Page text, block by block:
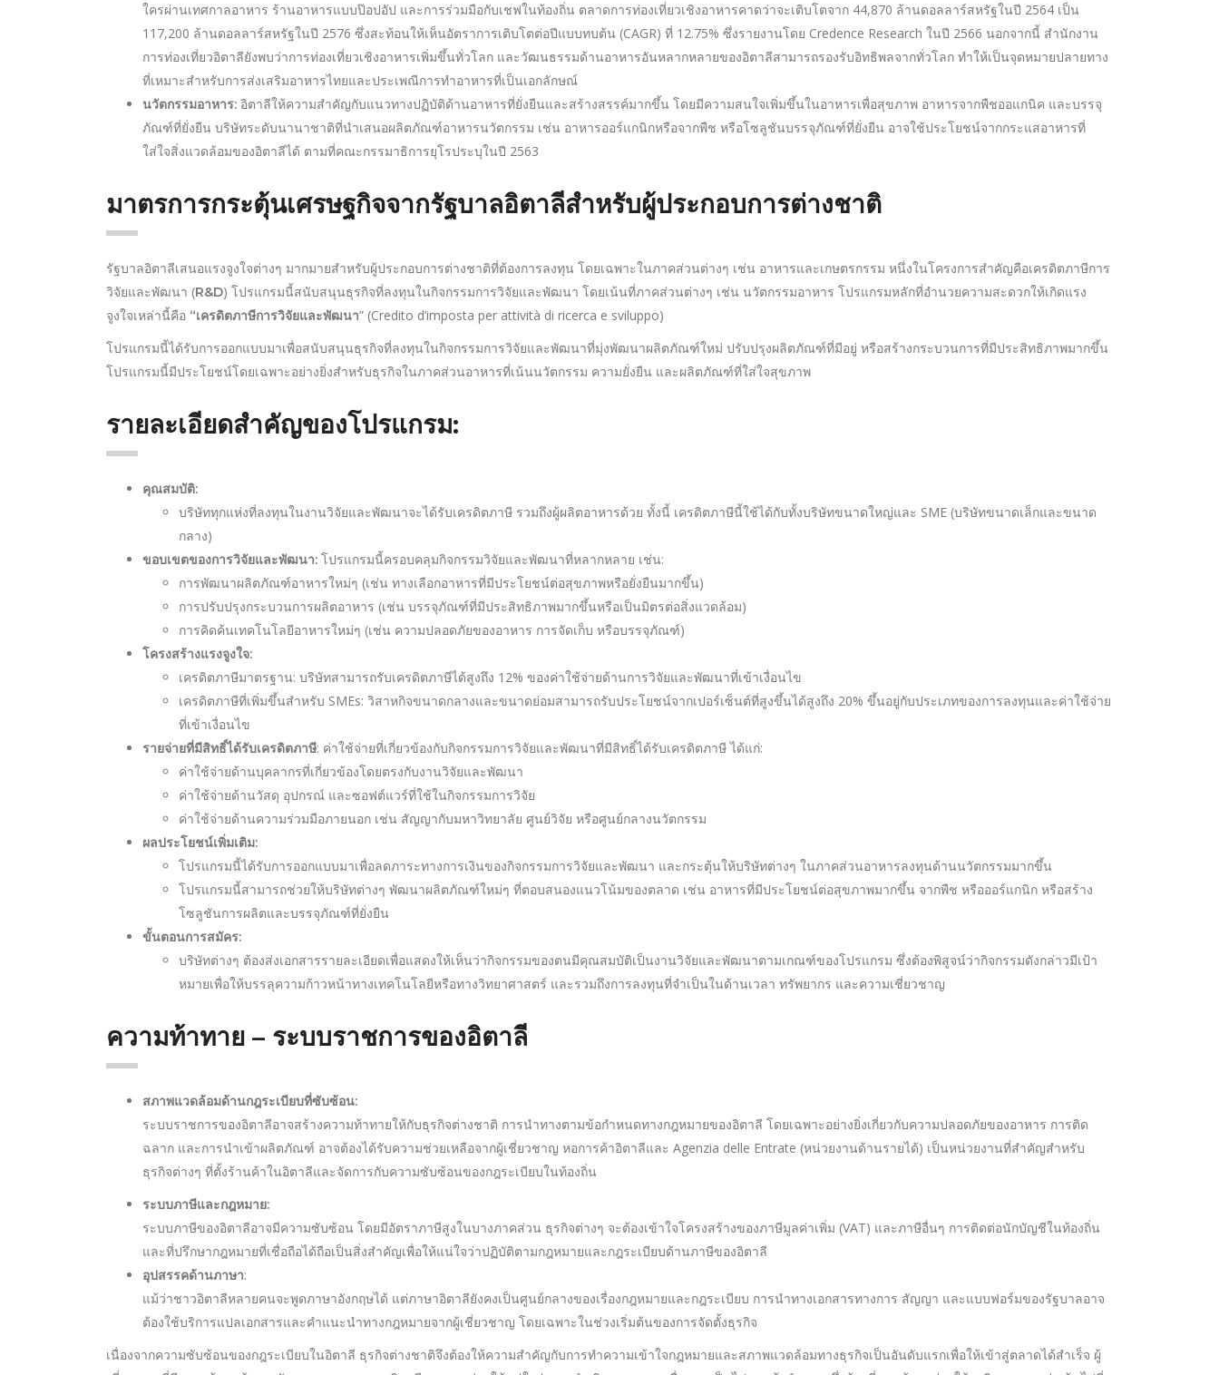
ใครผ่านเทศกาลอาหาร ร้านอาหารแบบป๊อปอัป และการร่วมมือกับเชฟในท้องถิ่น ตลาดการท่องเที่ยวเชิงอาหารคาดว่าจะเติบโตจาก 44,870 ล้านดอลลาร์สหรัฐในปี 2564 เป็น
117,200 ล้านดอลลาร์สหรัฐในปี 2576 ซึ่งสะท้อนให้เห็นอัตราการเติบโตต่อปีแบบทบต้น (CAGR) ที่ 12.75% ซึ่งรายงานโดย Credence Research ในปี 2566 นอกจากนี้ สำนักงาน
การท่องเที่ยวอิตาลียังพบว่าการท่องเที่ยวเชิงอาหารเพิ่มขึ้นทั่วโลก และวัฒนธรรมด้านอาหารอันหลากหลายของอิตาลีสามารถรองรับอิทธิพลจากทั่วโลก ทำให้เป็นจุดหมายปลายทาง
ที่เหมาะสำหรับการส่งเสริมอาหารไทยและประเพณีการทำอาหารที่เป็นเอกลักษณ์
นวัตกรรมอาหาร: อิตาลีให้ความสำคัญกับแนวทางปฏิบัติด้านอาหารที่ยั่งยืนและสร้างสรรค์มากขึ้น โดยมีความสนใจเพิ่มขึ้นในอาหารเพื่อสุขภาพ อาหารจากพืชออแกนิค และบรรจุ
ภัณฑ์ที่ยั่งยืน บริษัทระดับนานาชาติที่นำเสนอผลิตภัณฑ์อาหารนวัตกรรม เช่น อาหารออร์แกนิกหรือจากพืช หรือโซลูชันบรรจุภัณฑ์ที่ยั่งยืน อาจใช้ประโยชน์จากกระแสอาหารที่
ใส่ใจสิ่งแวดล้อมของอิตาลีได้ ตามที่คณะกรรมาธิการยุโรประบุในปี 2563
มาตรการกระตุ้นเศรษฐกิจจากรัฐบาลอิตาลีสำหรับผู้ประกอบการต่างชาติ
รัฐบาลอิตาลีเสนอแรงจูงใจต่างๆ มากมายสำหรับผู้ประกอบการต่างชาติที่ต้องการลงทุน โดยเฉพาะในภาคส่วนต่างๆ เช่น อาหารและเกษตรกรรม หนึ่งในโครงการสำคัญคือเครดิตภาษีการ
วิจัยและพัฒนา (R&D) โปรแกรมนี้สนับสนุนธุรกิจที่ลงทุนในกิจกรรมการวิจัยและพัฒนา โดยเน้นที่ภาคส่วนต่างๆ เช่น นวัตกรรมอาหาร โปรแกรมหลักที่อำนวยความสะดวกให้เกิดแรง
จูงใจเหล่านี้คือ “เครดิตภาษีการวิจัยและพัฒนา” (Credito d’imposta per attività di ricerca e sviluppo)
โปรแกรมนี้ได้รับการออกแบบมาเพื่อสนับสนุนธุรกิจที่ลงทุนในกิจกรรมการวิจัยและพัฒนาที่มุ่งพัฒนาผลิตภัณฑ์ใหม่ ปรับปรุงผลิตภัณฑ์ที่มีอยู่ หรือสร้างกระบวนการที่มีประสิทธิภาพมากขึ้น
โปรแกรมนี้มีประโยชน์โดยเฉพาะอย่างยิ่งสำหรับธุรกิจในภาคส่วนอาหารที่เน้นนวัตกรรม ความยั่งยืน และผลิตภัณฑ์ที่ใส่ใจสุขภาพ
รายละเอียดสำคัญของโปรแกรม:
คุณสมบัติ:
บริษัททุกแห่งที่ลงทุนในงานวิจัยและพัฒนาจะได้รับเครดิตภาษี รวมถึงผู้ผลิตอาหารด้วย ทั้งนี้ เครดิตภาษีนี้ใช้ได้กับทั้งบริษัทขนาดใหญ่และ SME (บริษัทขนาดเล็กและขนาด
กลาง)
ขอบเขตของการวิจัยและพัฒนา: โปรแกรมนี้ครอบคลุมกิจกรรมวิจัยและพัฒนาที่หลากหลาย เช่น:
การพัฒนาผลิตภัณฑ์อาหารใหม่ๆ (เช่น ทางเลือกอาหารที่มีประโยชน์ต่อสุขภาพหรือยั่งยืนมากขึ้น)
การปรับปรุงกระบวนการผลิตอาหาร (เช่น บรรจุภัณฑ์ที่มีประสิทธิภาพมากขึ้นหรือเป็นมิตรต่อสิ่งแวดล้อม)
การคิดค้นเทคโนโลยีอาหารใหม่ๆ (เช่น ความปลอดภัยของอาหาร การจัดเก็บ หรือบรรจุภัณฑ์)
โครงสร้างแรงจูงใจ:
เครดิตภาษีมาตรฐาน: บริษัทสามารถรับเครดิตภาษีได้สูงถึง 12% ของค่าใช้จ่ายด้านการวิจัยและพัฒนาที่เข้าเงื่อนไข
เครดิตภาษีที่เพิ่มขึ้นสำหรับ SMEs: วิสาหกิจขนาดกลางและขนาดย่อมสามารถรับประโยชน์จากเปอร์เซ็นต์ที่สูงขึ้นได้สูงถึง 20% ขึ้นอยู่กับประเภทของการลงทุนและค่าใช้จ่าย
ที่เข้าเงื่อนไข
รายจ่ายที่มีสิทธิ์ได้รับเครดิตภาษี: ค่าใช้จ่ายที่เกี่ยวข้องกับกิจกรรมการวิจัยและพัฒนาที่มีสิทธิ์ได้รับเครดิตภาษี ได้แก่:
ค่าใช้จ่ายด้านบุคลากรที่เกี่ยวข้องโดยตรงกับงานวิจัยและพัฒนา
ค่าใช้จ่ายด้านวัสดุ อุปกรณ์ และซอฟต์แวร์ที่ใช้ในกิจกรรมการวิจัย
ค่าใช้จ่ายด้านความร่วมมือภายนอก เช่น สัญญากับมหาวิทยาลัย ศูนย์วิจัย หรือศูนย์กลางนวัตกรรม
ผลประโยชน์เพิ่มเติม:
โปรแกรมนี้ได้รับการออกแบบมาเพื่อลดภาระทางการเงินของกิจกรรมการวิจัยและพัฒนา และกระตุ้นให้บริษัทต่างๆ ในภาคส่วนอาหารลงทุนด้านนวัตกรรมมากขึ้น
โปรแกรมนี้สามารถช่วยให้บริษัทต่างๆ พัฒนาผลิตภัณฑ์ใหม่ๆ ที่ตอบสนองแนวโน้มของตลาด เช่น อาหารที่มีประโยชน์ต่อสุขภาพมากขึ้น จากพืช หรือออร์แกนิก หรือสร้าง
โซลูชันการผลิตและบรรจุภัณฑ์ที่ยั่งยืน
ขั้นตอนการสมัคร:
บริษัทต่างๆ ต้องส่งเอกสารรายละเอียดเพื่อแสดงให้เห็นว่ากิจกรรมของตนมีคุณสมบัติเป็นงานวิจัยและพัฒนาตามเกณฑ์ของโปรแกรม ซึ่งต้องพิสูจน์ว่ากิจกรรมดังกล่าวมีเป้า
หมายเพื่อให้บรรลุความก้าวหน้าทางเทคโนโลยีหรือทางวิทยาศาสตร์ และรวมถึงการลงทุนที่จำเป็นในด้านเวลา ทรัพยากร และความเชี่ยวชาญ
ความท้าทาย – ระบบราชการของอิตาลี
สภาพแวดล้อมด้านกฎระเบียบที่ซับซ้อน:
ระบบราชการของอิตาลีอาจสร้างความท้าทายให้กับธุรกิจต่างชาติ การนำทางตามข้อกำหนดทางกฎหมายของอิตาลี โดยเฉพาะอย่างยิ่งเกี่ยวกับความปลอดภัยของอาหาร การติด
ฉลาก และการนำเข้าผลิตภัณฑ์ อาจต้องได้รับความช่วยเหลือจากผู้เชี่ยวชาญ หอการค้าอิตาลีและ Agenzia delle Entrate (หน่วยงานด้านรายได้) เป็นหน่วยงานที่สำคัญสำหรับ
ธุรกิจต่างๆ ที่ตั้งร้านค้าในอิตาลีและจัดการกับความซับซ้อนของกฎระเบียบในท้องถิ่น
ระบบภาษีและกฎหมาย:
ระบบภาษีของอิตาลีอาจมีความซับซ้อน โดยมีอัตราภาษีสูงในบางภาคส่วน ธุรกิจต่างๆ จะต้องเข้าใจโครงสร้างของภาษีมูลค่าเพิ่ม (VAT) และภาษีอื่นๆ การติดต่อนักบัญชีในท้องถิ่น
และที่ปรึกษากฎหมายที่เชื่อถือได้ถือเป็นสิ่งสำคัญเพื่อให้แน่ใจว่าปฏิบัติตามกฎหมายและกฎระเบียบด้านภาษีของอิตาลี
อุปสรรคด้านภาษา:
แม้ว่าชาวอิตาลีหลายคนจะพูดภาษาอังกฤษได้ แต่ภาษาอิตาลียังคงเป็นศูนย์กลางของเรื่องกฎหมายและกฎระเบียบ การนำทางเอกสารทางการ สัญญา และแบบฟอร์มของรัฐบาลอาจ
ต้องใช้บริการแปลเอกสารและคำแนะนำทางกฎหมายจากผู้เชี่ยวชาญ โดยเฉพาะในช่วงเริ่มต้นของการจัดตั้งธุรกิจ
เนื่องจากความซับซ้อนของกฎระเบียบในอิตาลี ธุรกิจต่างชาติจึงต้องให้ความสำคัญกับการทำความเข้าใจกฎหมายและสภาพแวดล้อมทางธุรกิจเป็นอันดับแรกเพื่อให้เข้าสู่ตลาดได้สำเร็จ ผู้